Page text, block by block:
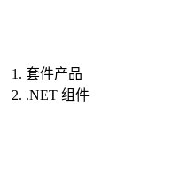
套件产品
.NET 组件